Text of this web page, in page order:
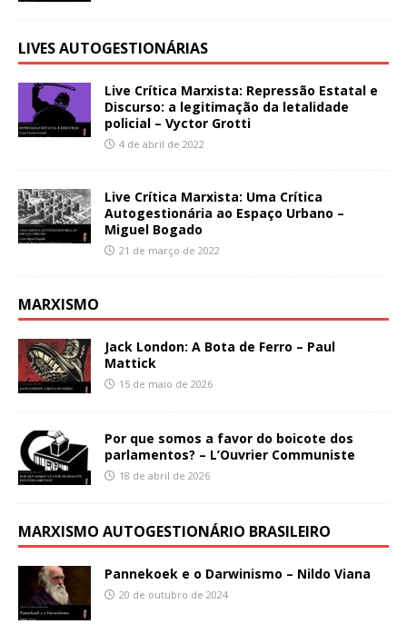
LIVES AUTOGESTIONÁRIAS
Live Crítica Marxista: Repressão Estatal e
Discurso: a legitimação da letalidade
policial – Vyctor Grotti
4 de abril de 2022
Live Crítica Marxista: Uma Crítica
Autogestionária ao Espaço Urbano –
Miguel Bogado
21 de março de 2022
MARXISMO
Jack London: A Bota de Ferro – Paul
Mattick
15 de maio de 2026
Por que somos a favor do boicote dos
parlamentos? – L’Ouvrier Communiste
18 de abril de 2026
MARXISMO AUTOGESTIONÁRIO BRASILEIRO
Pannekoek e o Darwinismo – Nildo Viana
20 de outubro de 2024